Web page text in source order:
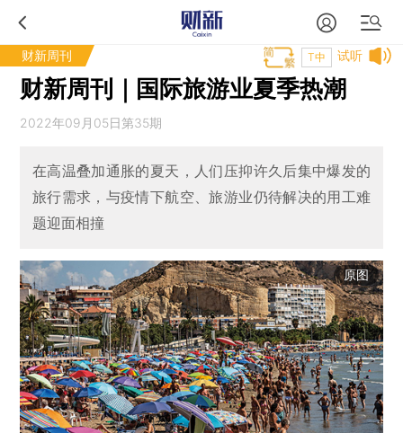
财新周刊 试听
T中
财新周刊｜国际旅游业夏季热潮
2022年09月05日第35期
在高温叠加通胀的夏天，人们压抑许久后集中爆发的
旅行需求，与疫情下航空、旅游业仍待解决的用工难
题迎面相撞
原图